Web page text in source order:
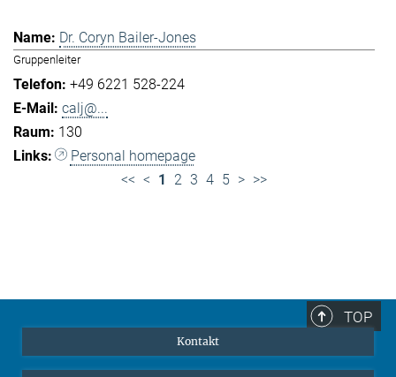
Dr. Coryn Bailer-Jones
Gruppenleiter
+49 6221 528-224
calj@...
130
Personal homepage
<< < 1 2 3 4 5 > >>
TOP
Kontakt